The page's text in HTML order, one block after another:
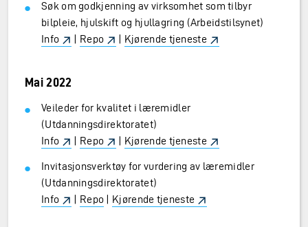
Søk om godkjenning av virksomhet som tilbyr
bilpleie, hjulskift og hjullagring (Arbeidstilsynet)
Info
| Repo | Kjørende tjeneste
Mai 2022
Veileder for kvalitet i læremidler
(Utdanningsdirektoratet)
Info
| Repo | Kjørende tjeneste
Invitasjonsverktøy for vurdering av læremidler
(Utdanningsdirektoratet)
Info
| Repo | Kjørende tjeneste